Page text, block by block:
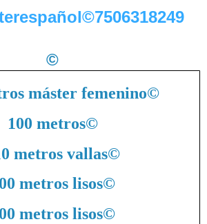
©
máster femenino©
100 metros©
metros vallas©
metros lisos©
metros lisos©